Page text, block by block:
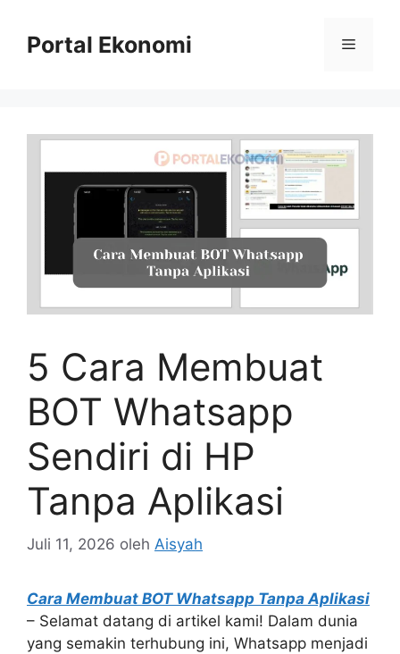
Portal Ekonomi Menu
5 Cara Membuat
BOT Whatsapp
Sendiri di HP
Tanpa Aplikasi
Juli 11, 2026 oleh Aisyah
Cara Membuat BOT Whatsapp Tanpa Aplikasi
– Selamat datang di artikel kami! Dalam dunia
yang semakin terhubung ini, Whatsapp menjadi